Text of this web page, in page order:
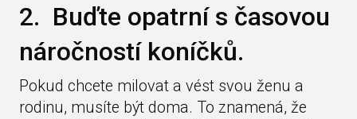
2. Buďte opatrní s časovou
náročností koníčků.
Pokud chcete milovat a vést svou ženu a
rodinu, musíte být doma. To znamená, že